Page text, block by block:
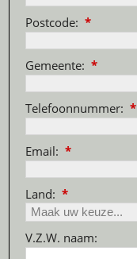
Postcode:*
Gemeente:*
Telefoonnummer:*
Email:*
Land:*
V.Z.W. naam: